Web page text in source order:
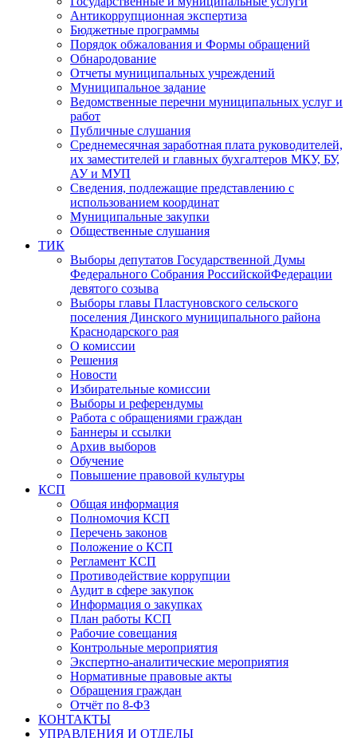
Антикоррупционная экспертиза
Бюджетные программы
Порядок обжалования и Формы обращений
Обнародование
Отчеты муниципальных учреждений
Муниципальное задание
Ведомственные перечни муниципальных услуг и
работ
Публичные слушания
Среднемесячная заработная плата руководителей,
их заместителей и главных бухгалтеров МКУ, БУ,
АУ и МУП
Сведения, подлежащие представлению с
использованием координат
Муниципальные закупки
Общественные слушания
ТИК
Выборы депутатов Государственной Думы
Федерального Собрания РоссийскойФедерации
девятого созыва
Выборы главы Пластуновского сельского
поселения Динского муниципального района
Краснодарского рая
О комиссии
Решения
Новости
Избирательные комиссии
Выборы и референдумы
Работа с обращениями граждан
Баннеры и ссылки
Архив выборов
Обучение
Повышение правовой культуры
КСП
Общая информация
Полномочия КСП
Перечень законов
Положение о КСП
Регламент КСП
Противодействие коррупции
Аудит в сфере закупок
Информация о закупках
План работы КСП
Рабочие совещания
Контрольные мероприятия
Экспертно-аналитические мероприятия
Нормативные правовые акты
Обращения граждан
Отчёт по 8-ФЗ
КОНТАКТЫ
УПРАВЛЕНИЯ И ОТДЕЛЫ